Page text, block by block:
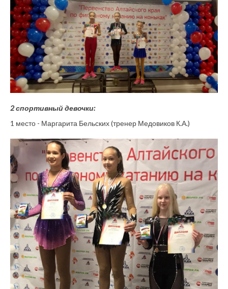
2 спортивный девочки:
1 место - Маргарита Бельских (тренер Медовиков К.А.)